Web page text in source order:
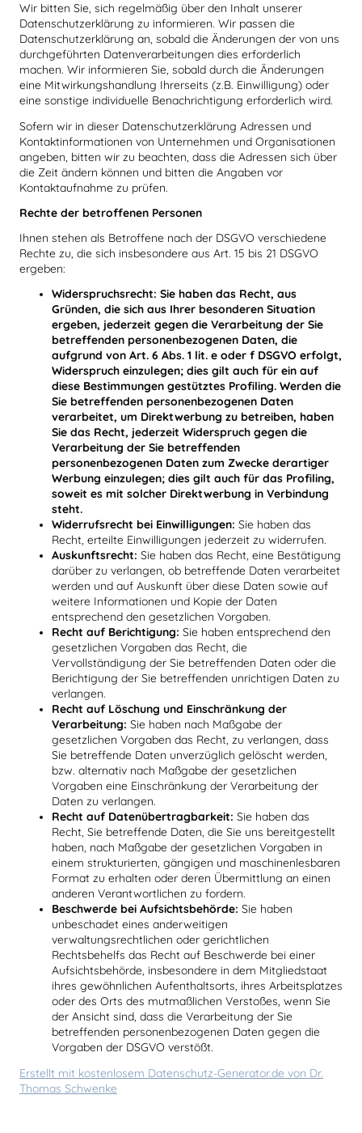
Wir bitten Sie, sich regelmäßig über den Inhalt unserer
Datenschutzerklärung zu informieren. Wir passen die
Datenschutzerklärung an, sobald die Änderungen der von uns
durchgeführten Datenverarbeitungen dies erforderlich
machen. Wir informieren Sie, sobald durch die Änderungen
eine Mitwirkungshandlung Ihrerseits (z.B. Einwilligung) oder
eine sonstige individuelle Benachrichtigung erforderlich wird.
Sofern wir in dieser Datenschutzerklärung Adressen und
Kontaktinformationen von Unternehmen und Organisationen
angeben, bitten wir zu beachten, dass die Adressen sich über
die Zeit ändern können und bitten die Angaben vor
Kontaktaufnahme zu prüfen.
Rechte der betroffenen Personen
Ihnen stehen als Betroffene nach der DSGVO verschiedene
Rechte zu, die sich insbesondere aus Art. 15 bis 21 DSGVO
ergeben:
Widerspruchsrecht: Sie haben das Recht, aus
Gründen, die sich aus Ihrer besonderen Situation
ergeben, jederzeit gegen die Verarbeitung der Sie
betreffenden personenbezogenen Daten, die
aufgrund von Art. 6 Abs. 1 lit. e oder f DSGVO erfolgt,
Widerspruch einzulegen; dies gilt auch für ein auf
diese Bestimmungen gestütztes Profiling. Werden die
Sie betreffenden personenbezogenen Daten
verarbeitet, um Direktwerbung zu betreiben, haben
Sie das Recht, jederzeit Widerspruch gegen die
Verarbeitung der Sie betreffenden
personenbezogenen Daten zum Zwecke derartiger
Werbung einzulegen; dies gilt auch für das Profiling,
soweit es mit solcher Direktwerbung in Verbindung
steht.
Widerrufsrecht bei Einwilligungen: Sie haben das
Recht, erteilte Einwilligungen jederzeit zu widerrufen.
Auskunftsrecht: Sie haben das Recht, eine Bestätigung
darüber zu verlangen, ob betreffende Daten verarbeitet
werden und auf Auskunft über diese Daten sowie auf
weitere Informationen und Kopie der Daten
entsprechend den gesetzlichen Vorgaben.
Recht auf Berichtigung: Sie haben entsprechend den
gesetzlichen Vorgaben das Recht, die
Vervollständigung der Sie betreffenden Daten oder die
Berichtigung der Sie betreffenden unrichtigen Daten zu
verlangen.
Recht auf Löschung und Einschränkung der
Verarbeitung: Sie haben nach Maßgabe der
gesetzlichen Vorgaben das Recht, zu verlangen, dass
Sie betreffende Daten unverzüglich gelöscht werden,
bzw. alternativ nach Maßgabe der gesetzlichen
Vorgaben eine Einschränkung der Verarbeitung der
Daten zu verlangen.
Recht auf Datenübertragbarkeit: Sie haben das
Recht, Sie betreffende Daten, die Sie uns bereitgestellt
haben, nach Maßgabe der gesetzlichen Vorgaben in
einem strukturierten, gängigen und maschinenlesbaren
Format zu erhalten oder deren Übermittlung an einen
anderen Verantwortlichen zu fordern.
Beschwerde bei Aufsichtsbehörde: Sie haben
unbeschadet eines anderweitigen
verwaltungsrechtlichen oder gerichtlichen
Rechtsbehelfs das Recht auf Beschwerde bei einer
Aufsichtsbehörde, insbesondere in dem Mitgliedstaat
ihres gewöhnlichen Aufenthaltsorts, ihres Arbeitsplatzes
oder des Orts des mutmaßlichen Verstoßes, wenn Sie
der Ansicht sind, dass die Verarbeitung der Sie
betreffenden personenbezogenen Daten gegen die
Vorgaben der DSGVO verstößt.
Erstellt mit kostenlosem Datenschutz-Generator.de von Dr.
Thomas Schwenke